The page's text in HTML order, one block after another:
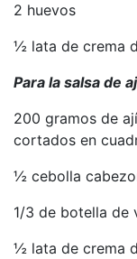
2 huevos
½ lata de crema
Para la salsa de
200 gramos de
cortados en
½ cebolla
1/3 de botella de
½ lata de crema